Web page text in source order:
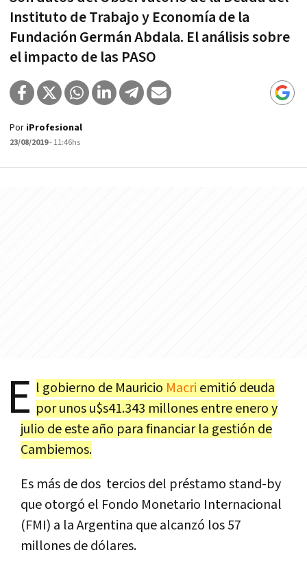
Instituto de Trabajo y Economía de la
Fundación Germán Abdala. El análisis sobre
el impacto de las PASO
Por iProfesional
23/08/2019- 11:46hs
E l gobierno de Mauricio Macri emitió deuda
por unos u$s41.343 millones entre enero y
julio de este año para financiar la gestión de
Cambiemos.
Es más de dos tercios del préstamo stand-by
que otorgó el Fondo Monetario Internacional
(FMI) a la Argentina que alcanzó los 57
millones de dólares.